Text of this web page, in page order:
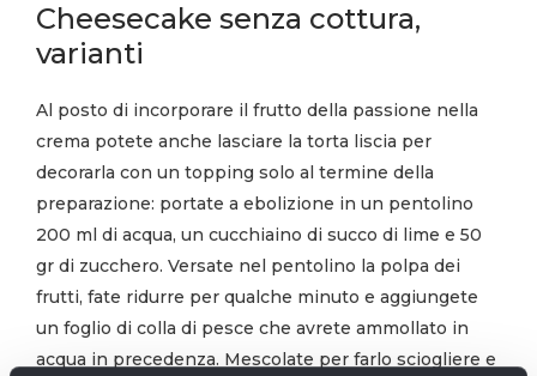
Cheesecake senza cottura,
varianti
Al posto di incorporare il frutto della passione nella
crema potete anche lasciare la torta liscia per
decorarla con un topping solo al termine della
preparazione: portate a ebolizione in un pentolino
200 ml di acqua, un cucchiaino di succo di lime e 50
gr di zucchero. Versate nel pentolino la polpa dei
frutti, fate ridurre per qualche minuto e aggiungete
un foglio di colla di pesce che avrete ammollato in
acqua in precedenza. Mescolate per farlo sciogliere e